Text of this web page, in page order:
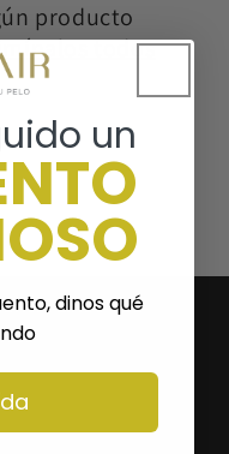
producto
todos
un
dinos qué